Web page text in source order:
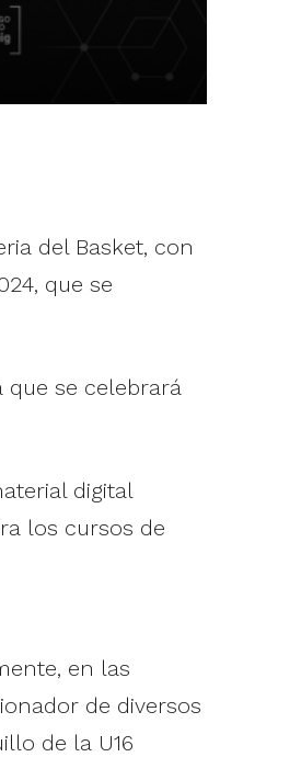
del Basket, con
que se
que se celebrará
digital
los cursos de
en las
de diversos
de la U16